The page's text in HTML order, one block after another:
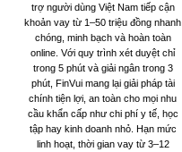
trợ người dùng Việt Nam tiếp cận
khoản vay từ 1–50 triệu đồng nhanh
chóng, minh bạch và hoàn toàn
online. Với quy trình xét duyệt chỉ
trong 5 phút và giải ngân trong 3
phút, FinVui mang lại giải pháp tài
chính tiện lợi, an toàn cho mọi nhu
cầu khẩn cấp như chi phí y tế, học
tập hay kinh doanh nhỏ. Hạn mức
linh hoạt, thời gian vay từ 3–12